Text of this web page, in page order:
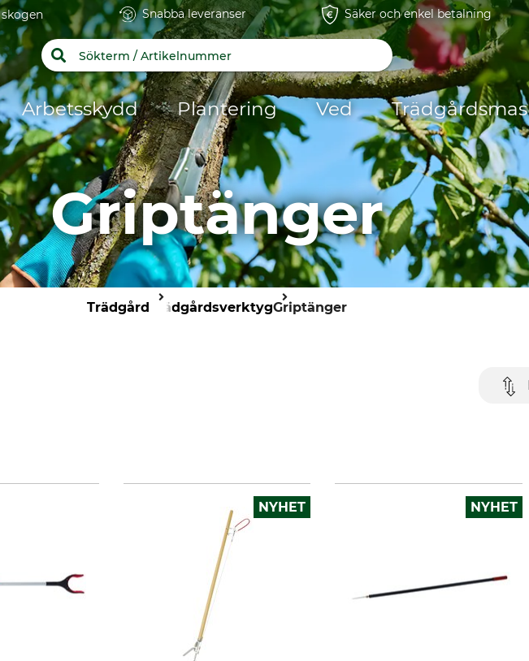
skogen Snabba leveranser Säker och enkel betalning
Arbetsskydd Plantering Ved
Griptänger
Trädgård TrädgårdsverktygGriptänger
NYHET NYHET